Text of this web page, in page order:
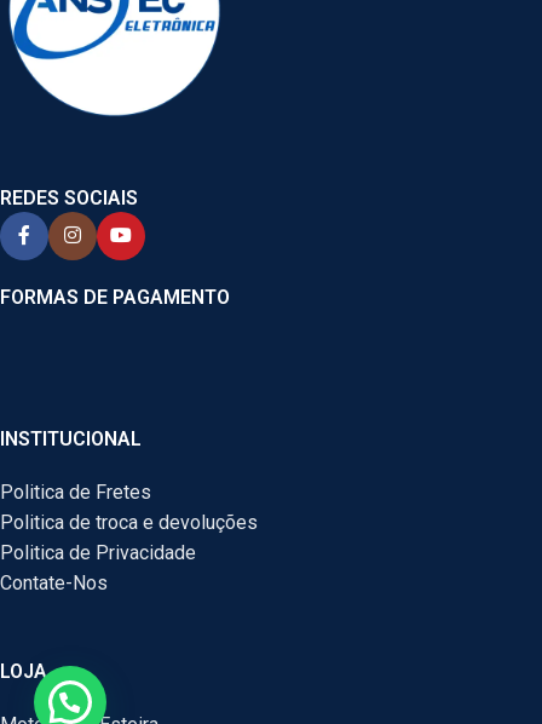
REDES SOCIAIS
FORMAS DE PAGAMENTO
INSTITUCIONAL
Politica de Fretes
Politica de troca e devoluções
Politica de Privacidade
Contate-Nos
LOJA